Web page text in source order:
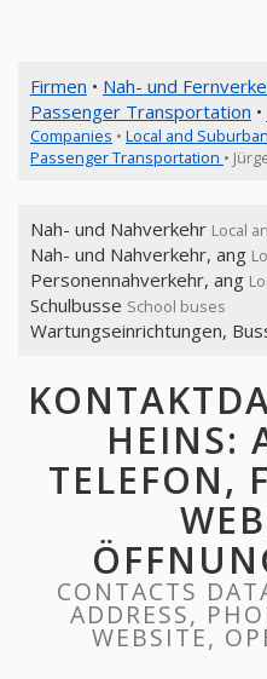
Firmen • Nah- und
Passenger Transportation
Companies • Local and
Passenger Transportation •
Nah- und Nahverkehr Local
Nah- und Nahverkehr, ang
Personennahverkehr, ang
Schulbusse School buses
Wartungseinrichtungen,
HEINS:
TELEFON,
CONTACTS
ADDRESS,
WEBSITE,